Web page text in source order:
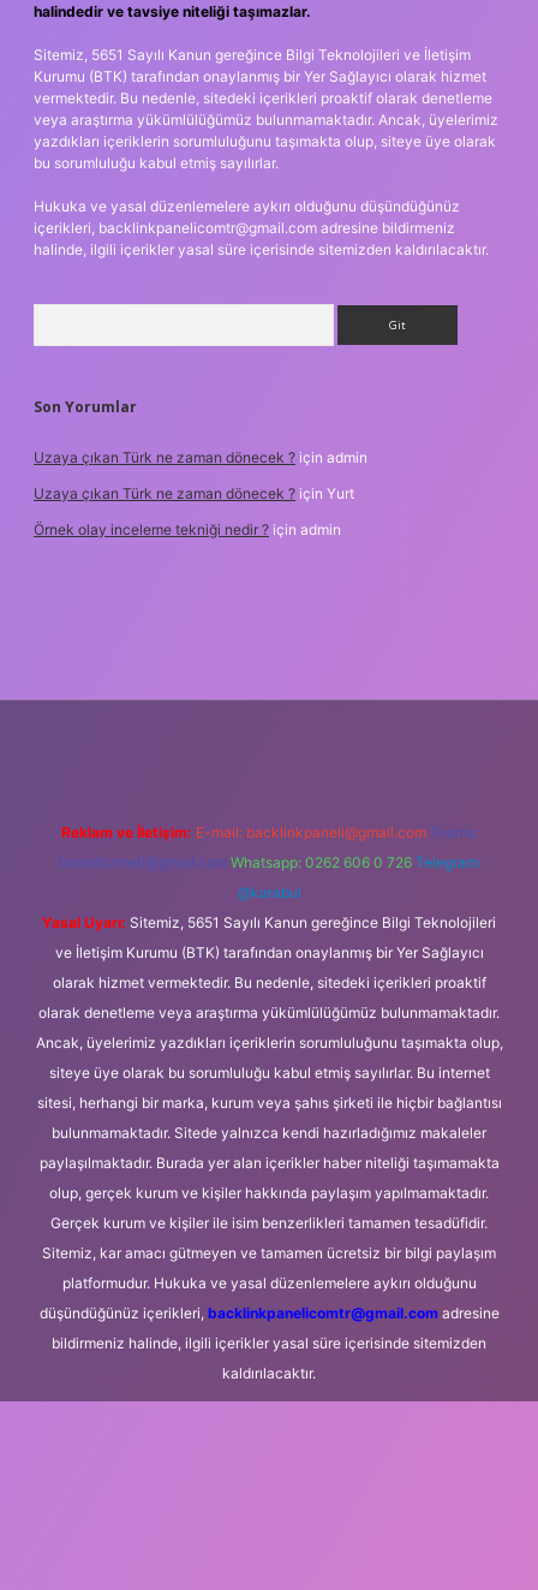
halindedir ve tavsiye niteliği taşımazlar.
Sitemiz, 5651 Sayılı Kanun gereğince Bilgi Teknolojileri ve İletişim
Kurumu (BTK) tarafından onaylanmış bir Yer Sağlayıcı olarak hizmet
vermektedir. Bu nedenle, sitedeki içerikleri proaktif olarak denetleme
veya araştırma yükümlülüğümüz bulunmamaktadır. Ancak, üyelerimiz
yazdıkları içeriklerin sorumluluğunu taşımakta olup, siteye üye olarak
bu sorumluluğu kabul etmiş sayılırlar.
Hukuka ve yasal düzenlemelere aykırı olduğunu düşündüğünüz
içerikleri, backlinkpanelicomtr@gmail.com adresine bildirmeniz
halinde, ilgili içerikler yasal süre içerisinde sitemizden kaldırılacaktır.
Son Yorumlar
Uzaya çıkan Türk ne zaman dönecek ? için admin
Uzaya çıkan Türk ne zaman dönecek ? için Yurt
Örnek olay inceleme tekniği nedir ? için admin
Reklam ve İletişim: E-mail: backlinkpaneli@gmail.com Teams:
forumhizmeti@gmail.com Whatsapp: 0262 606 0 726 Telegram:
@karabul
Yasal Uyarı: Sitemiz, 5651 Sayılı Kanun gereğince Bilgi Teknolojileri
ve İletişim Kurumu (BTK) tarafından onaylanmış bir Yer Sağlayıcı
olarak hizmet vermektedir. Bu nedenle, sitedeki içerikleri proaktif
olarak denetleme veya araştırma yükümlülüğümüz bulunmamaktadır.
Ancak, üyelerimiz yazdıkları içeriklerin sorumluluğunu taşımakta olup,
siteye üye olarak bu sorumluluğu kabul etmiş sayılırlar. Bu internet
sitesi, herhangi bir marka, kurum veya şahıs şirketi ile hiçbir bağlantısı
bulunmamaktadır. Sitede yalnızca kendi hazırladığımız makaleler
paylaşılmaktadır. Burada yer alan içerikler haber niteliği taşımamakta
olup, gerçek kurum ve kişiler hakkında paylaşım yapılmamaktadır.
Gerçek kurum ve kişiler ile isim benzerlikleri tamamen tesadüfidir.
Sitemiz, kar amacı gütmeyen ve tamamen ücretsiz bir bilgi paylaşım
platformudur. Hukuka ve yasal düzenlemelere aykırı olduğunu
düşündüğünüz içerikleri, backlinkpanelicomtr@gmail.comadresine
bildirmeniz halinde, ilgili içerikler yasal süre içerisinde sitemizden
kaldırılacaktır.